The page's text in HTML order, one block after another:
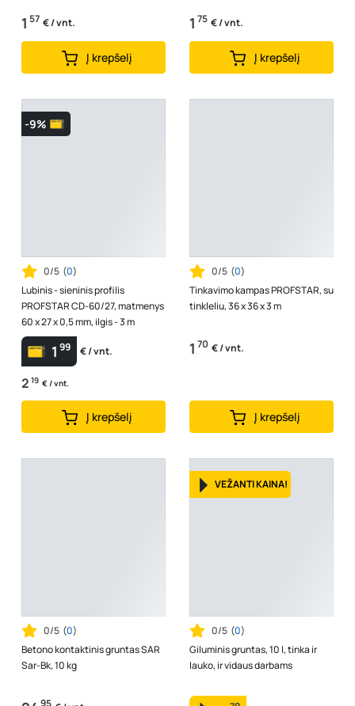
1 57 € / vnt.
Į krepšelį
1 75 € / vnt.
Į krepšelį
-9%
0/5 (0)
Lubinis - sieninis profilis
PROFSTAR CD-60/27, matmenys
60 x 27 x 0,5 mm, ilgis - 3 m
1 99 € / vnt.
2 19 € / vnt.
Į krepšelį
0/5 (0)
Tinkavimo kampas PROFSTAR, su
tinkleliu, 36 x 36 x 3 m
1 70 € / vnt.
Į krepšelį
0/5 (0)
Betono kontaktinis gruntas SAR
Sar-Bk, 10 kg
VEŽANTI KAINA!
0/5 (0)
Giluminis gruntas, 10 l, tinka ir
lauko, ir vidaus darbams